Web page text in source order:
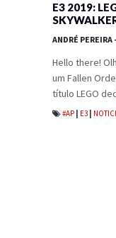
E3 2019:
ANDRÉ PEREIRA
Hello there!
um Fallen
título LEGO
#AP E3